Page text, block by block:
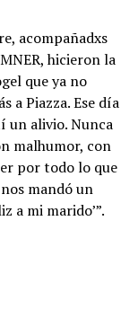
acompañadxs
hicieron la
que ya no
a Piazza. Ese día
un alivio. Nunca
malhumor, con
por todo lo que
mandó un
a mi marido’”.